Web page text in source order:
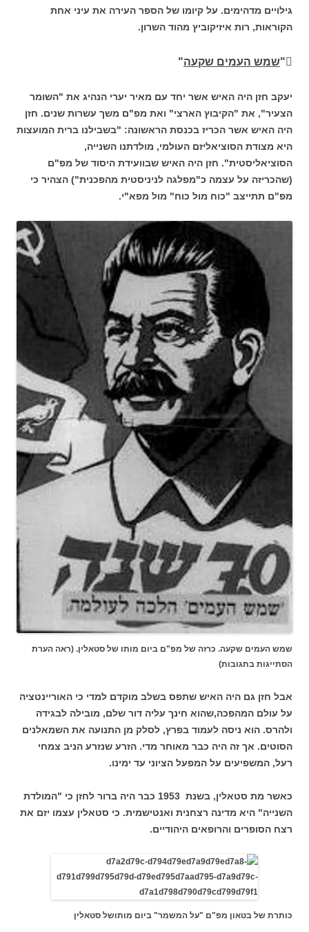
גילויים מדהימים. על קיומו של הספר העירה את עיני אחת
הקוראות, רות איזיקוביץ מהוד השרון.
" שמש העמים שקעה"
יעקב חזן היה האיש אשר יחד עם מאיר יערי הנהיג את "השומר
הצעיר", את "הקיבוץ הארצי" ואת מפ"ם משך עשרות שנים. חזן
היה האיש אשר הכריז בכנסת הראשונה: "בשבילנו ברית המועצות
היא מצודת הסוציאליזם העולמי, מולדתנו השנייה,
הסוציאליסטית". חזן היה האיש שבוועידת היסוד של מפ"ם
(שהכריזה על עצמה כ"מפלגה לניניסטית מהפכנית") הצהיר כי
מפ"ם תתייצב "כוח מול כוח" מול מפא"י.
שמש העמים שקעה. כרזה של מפ"ם ביום מותו של סטאלין. (ראה הערת
הסתייגות בתגובות)
אבל חזן גם היה האיש שתפס בשלב מוקדם למדי כי האוריינטציה
על עולם המהפכה,שהוא חינך עליה דור שלם, מובילה לבגידה
ולהרס. הוא ניסה לעמוד בפרץ, לסלק מן התנועה את השמאלנים
הסוטים. אך זה היה כבר מאוחר מדי. הזרע שנזרע הניב צמחי
רעל, המשפיעים על המפעל הציוני עד ימינו.
כאשר מת סטאלין, בשנת 1953 כבר היה ברור לחזן כי "המולדת
השנייה" היא מדינה רצחנית ואנטישמית. כי סטאלין עצמו יזם את
רצח הסופרים והרופאים היהודיים.
כותרת של בטאון מפ"ם "על המשמר" ביום מותושל סטאלין